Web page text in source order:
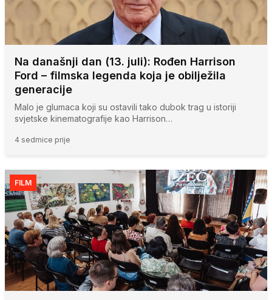
Na današnji dan (13. juli): Rođen Harrison
Ford – filmska legenda koja je obilježila
generacije
Malo je glumaca koji su ostavili tako dubok trag u istoriji
svjetske kinematografije kao Harrison…
4 sedmice prije
FILM